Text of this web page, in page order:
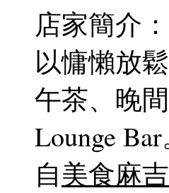
店家簡介
以慵懶放
午茶、晚
Lounge
自美食麻吉